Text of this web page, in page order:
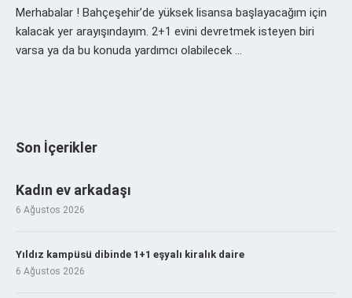
Merhabalar ! Bahçeşehir’de yüksek lisansa başlayacağım için
kalacak yer arayışındayım. 2+1 evini devretmek isteyen biri
varsa ya da bu konuda yardımcı olabilecek …
Son İçerikler
Kadın ev arkadaşı
6 Ağustos 2026
Yıldız kampüsü dibinde 1+1 eşyalı kiralık daire
6 Ağustos 2026